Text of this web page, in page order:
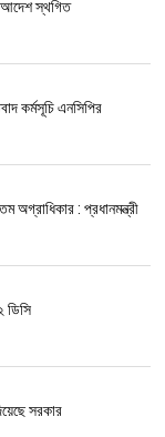
আদেশ স্থগিত
কর্মসূচি এনসিপির
অগ্রাধিকার : প্রধানমন্ত্রী
ডিসি
সরকার